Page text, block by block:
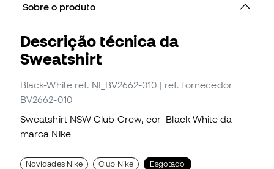
Sobre o produto
Descrição técnica da
Sweatshirt
Black-White ref. NI_BV2662-010 | ref. fornecedor
BV2662-010
Sweatshirt NSW Club Crew, cor Black-White da
marca Nike
Novidades Nike Club Nike Esgotado